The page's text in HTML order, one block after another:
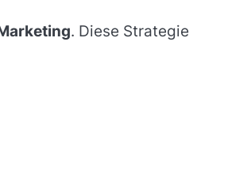
. Diese Strategie